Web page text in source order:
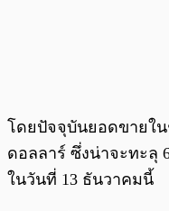
โดยปัจจุบันยอดขายใน
ดอลลาร์ ซึ่งน่าจะทะลุ
ในวันที่ 13 ธันวาคมนี้